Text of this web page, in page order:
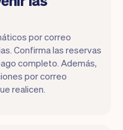
por correo
Confirma las reservas
completo. Además,
por correo
realicen.